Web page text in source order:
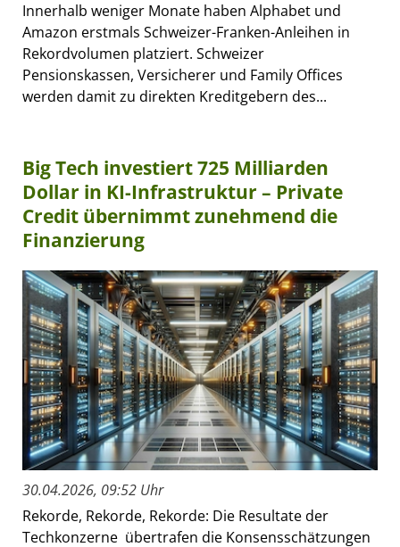
Innerhalb weniger Monate haben Alphabet und
Amazon erstmals Schweizer-Franken-Anleihen in
Rekordvolumen platziert. Schweizer
Pensionskassen, Versicherer und Family Offices
werden damit zu direkten Kreditgebern des...
Big Tech investiert 725 Milliarden
Dollar in KI-Infrastruktur – Private
Credit übernimmt zunehmend die
Finanzierung
30.04.2026, 09:52 Uhr
Rekorde, Rekorde, Rekorde: Die Resultate der
Techkonzerne übertrafen die Konsensschätzungen